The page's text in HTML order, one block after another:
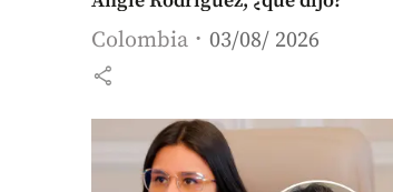
Colombia 03/08/ 2026
share